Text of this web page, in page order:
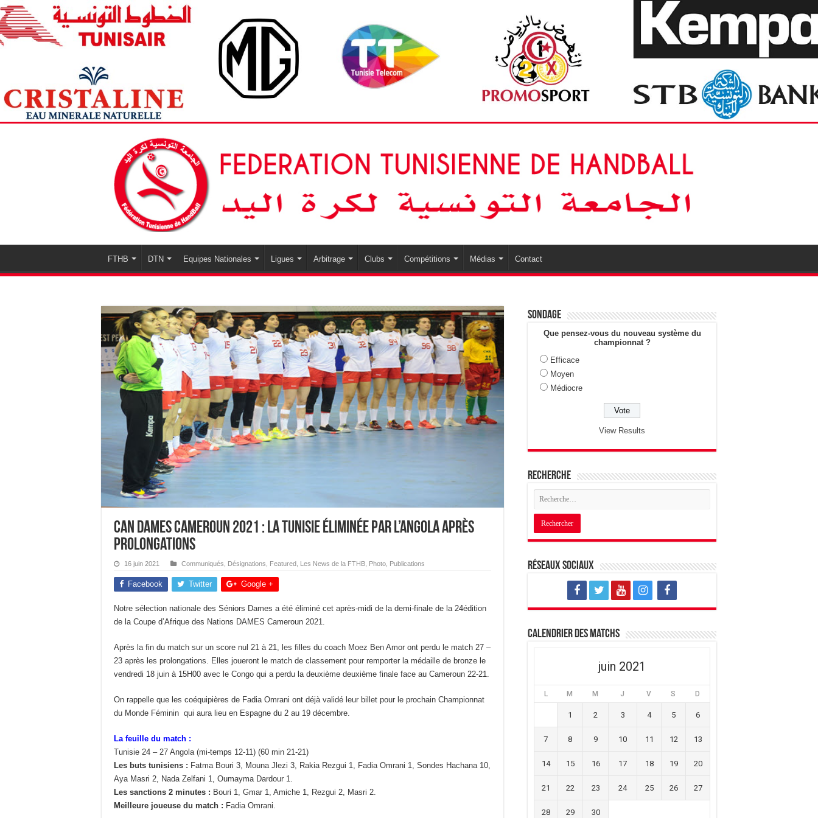
FTHB DTN Equipes Nationales Ligues Arbitrage Clubs Compétitions Médias Contact
CAN Dames Cameroun 2021 : la Tunisie éliminée par l’Angola après
prolongations
16 juin 2021 Communiqués Désignations Featured Les News de la FTHB Photo Publications
Facebook Twitter Google +
Notre sélection nationale des Séniors Dames a été éliminé cet après-midi de la demi-finale de la 24édition
de la Coupe d’Afrique des Nations DAMES Cameroun 2021.
Après la fin du match sur un score nul 21 à 21, les filles du coach Moez Ben Amor ont perdu le match 27 –
23 après les prolongations. Elles joueront le match de classement pour remporter la médaille de bronze le
vendredi 18 juin à 15H00 avec le Congo qui a perdu la deuxième deuxième finale face au Cameroun 22-21.
On rappelle que les coéquipières de Fadia Omrani ont déjà validé leur billet pour le prochain Championnat
du Monde Féminin qui aura lieu en Espagne du 2 au 19 décembre.
La feuille du match :
Tunisie 24 – 27 Angola (mi-temps 12-11) (60 min 21-21)
Les buts tunisiens : Fatma Bouri 3, Mouna Jlezi 3, Rakia Rezgui 1, Fadia Omrani 1, Sondes Hachana 10,
Aya Masri 2, Nada Zelfani 1, Oumayma Dardour 1.
Les sanctions 2 minutes : Bouri 1, Gmar 1, Amiche 1, Rezgui 2, Masri 2.
Meilleure joueuse du match : Fadia Omrani.
Sondage
Que pensez-vous du nouveau système du
championnat ?
Efficace
Moyen
Médiocre
View Results
Recherche
Réseaux sociaux
Calendrier des matchs
juin 2021
L M M J V S D
1 2 3 4 5 6
7 8 9 10 11 12 13
14 15 16 17 18 19 20
21 22 23 24 25 26 27
28 29 30